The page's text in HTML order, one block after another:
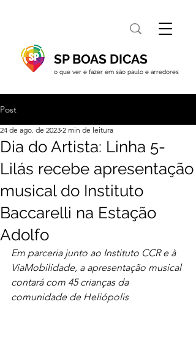
SP BOAS DICAS
o que ver e fazer em são paulo e arredores
Post
Dia do Artista: Linha 5-
Lilás recebe apresentação
musical do Instituto
Baccarelli na Estação
Adolfo
24 de ago. de 2023 2 min de leitura
Em parceria junto ao Instituto CCR e à
ViaMobilidade, a apresentação musical
contará com 45 crianças da
comunidade de Heliópolis